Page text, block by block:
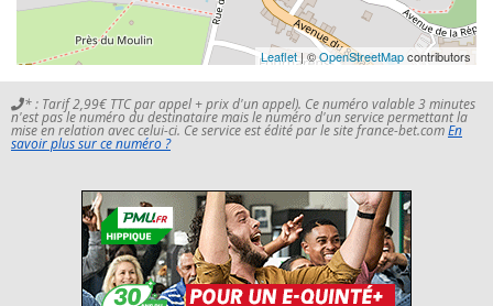
Leaflet| ©OpenStreetMapcontributors
* : Tarif 2,99€ TTC par appel + prix d'un appel). Ce numéro valable 3 minutes
n'est pas le numéro du destinataire mais le numéro d'un service permettant la
mise en relation avec celui-ci. Ce service est édité par le site france-bet.comEn
savoir plus sur ce numéro ?